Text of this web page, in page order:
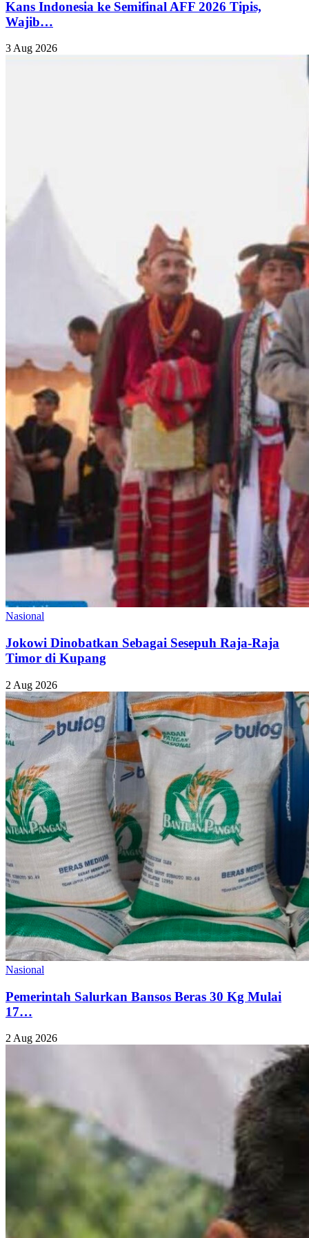
Kans Indonesia ke Semifinal AFF 2026 Tipis,
Wajib…
3 Aug 2026
Nasional
Jokowi Dinobatkan Sebagai Sesepuh Raja-Raja
Timor di Kupang
2 Aug 2026
Nasional
Pemerintah Salurkan Bansos Beras 30 Kg Mulai
17…
2 Aug 2026